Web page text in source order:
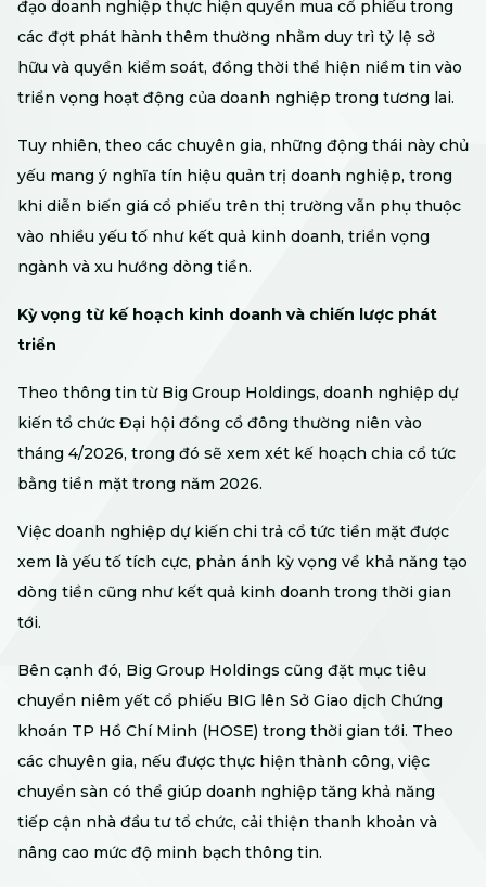
đạo doanh nghiệp thực hiện quyền mua cổ phiếu trong
các đợt phát hành thêm thường nhằm duy trì tỷ lệ sở
hữu và quyền kiểm soát, đồng thời thể hiện niềm tin vào
triển vọng hoạt động của doanh nghiệp trong tương lai.
Tuy nhiên, theo các chuyên gia, những động thái này chủ
yếu mang ý nghĩa tín hiệu quản trị doanh nghiệp, trong
khi diễn biến giá cổ phiếu trên thị trường vẫn phụ thuộc
vào nhiều yếu tố như kết quả kinh doanh, triển vọng
ngành và xu hướng dòng tiền.
Kỳ vọng từ kế hoạch kinh doanh và chiến lược phát
triển
Theo thông tin từ Big Group Holdings, doanh nghiệp dự
kiến tổ chức Đại hội đồng cổ đông thường niên vào
tháng 4/2026, trong đó sẽ xem xét kế hoạch chia cổ tức
bằng tiền mặt trong năm 2026.
Việc doanh nghiệp dự kiến chi trả cổ tức tiền mặt được
xem là yếu tố tích cực, phản ánh kỳ vọng về khả năng tạo
dòng tiền cũng như kết quả kinh doanh trong thời gian
tới.
Bên cạnh đó, Big Group Holdings cũng đặt mục tiêu
chuyển niêm yết cổ phiếu BIG lên Sở Giao dịch Chứng
khoán TP Hồ Chí Minh (HOSE) trong thời gian tới. Theo
các chuyên gia, nếu được thực hiện thành công, việc
chuyển sàn có thể giúp doanh nghiệp tăng khả năng
tiếp cận nhà đầu tư tổ chức, cải thiện thanh khoản và
nâng cao mức độ minh bạch thông tin.